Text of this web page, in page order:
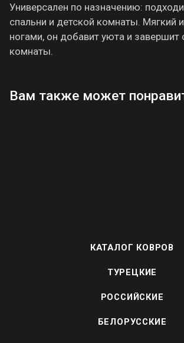
Универсален по назначению:
спальни и детской комнаты. Мягкий
ногами, он добавит уюта и завершит
комнаты.
Вам также может
КАТАЛОГ КОВРОВ
ТУРЕЦКИЕ
РОССИЙСКИЕ
БЕЛОРУССКИЕ